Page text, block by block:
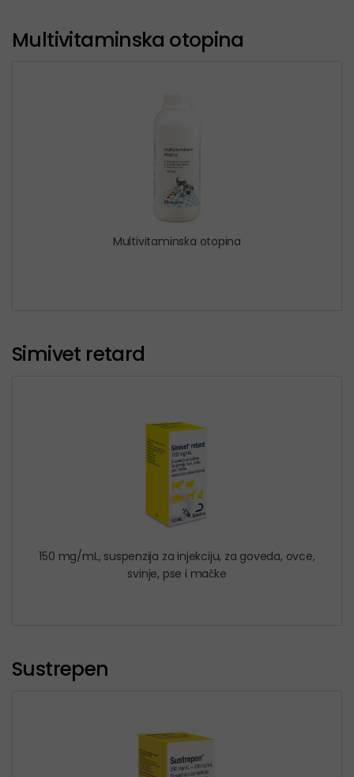
Multivitaminska otopina
Multivitaminska otopina
Simivet retard
150 mg/mL, suspenzija za injekciju, za goveda, ovce,
svinje, pse i mačke
Sustrepen